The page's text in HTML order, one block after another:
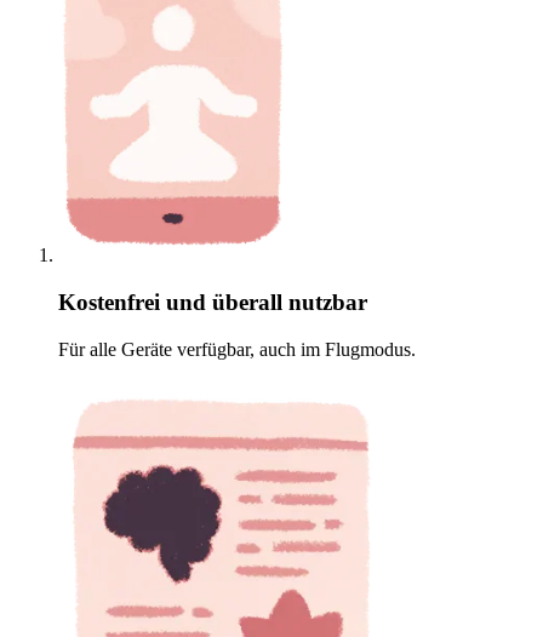
Kostenfrei und überall nutzbar
Für alle Geräte verfügbar, auch im Flugmodus.